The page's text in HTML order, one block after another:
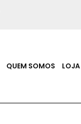
QUEM SOMOS LOJA